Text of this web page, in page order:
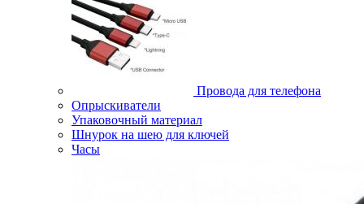
Провода для телефона
Опрыскиватели
Упаковочный материал
Шнурок на шею для ключей
Часы